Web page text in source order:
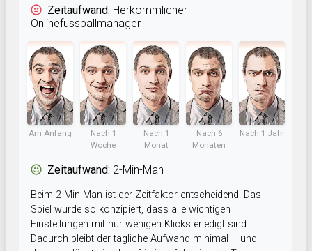
Zeitaufwand: Herkömmlicher
Onlinefussballmanager
Am Anfang
Nach 1
Woche
Nach 1
Monat
Nach 6
Monaten
Nach 1 Jahr
Zeitaufwand: 2-Min-Man
Beim 2-Min-Man ist der Zeitfaktor entscheidend. Das
Spiel wurde so konzipiert, dass alle wichtigen
Einstellungen mit nur wenigen Klicks erledigt sind.
Dadurch bleibt der tägliche Aufwand minimal – und